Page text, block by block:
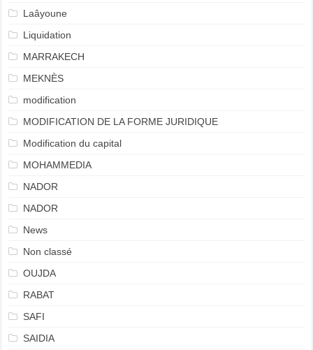
Laâyoune
Liquidation
MARRAKECH
MEKNÈS
modification
MODIFICATION DE LA FORME JURIDIQUE
Modification du capital
MOHAMMEDIA
NADOR
NADOR
News
Non classé
OUJDA
RABAT
SAFI
SAIDIA